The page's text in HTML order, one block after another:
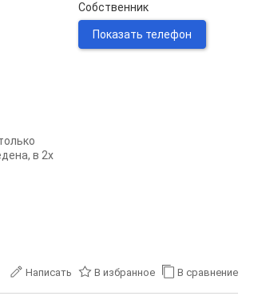
в 2х
Собственник
Показать телефон
Написать В избранное В сравнение